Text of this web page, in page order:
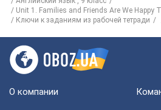
Unit 1. Families and Friends Are We Happy
Ключи к заданиям из рабочей тетради
О компании